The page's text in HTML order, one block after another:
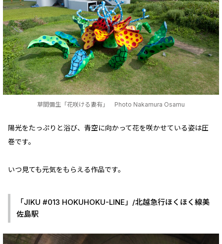
草間彌生「花咲ける妻有」 Photo Nakamura Osamu
陽光をたっぷりと浴び、青空に向かって花を咲かせている姿は圧
巻です。
いつ見ても元気をもらえる作品です。
「JIKU #013 HOKUHOKU-LINE」/北越急行ほくほく線美
佐島駅